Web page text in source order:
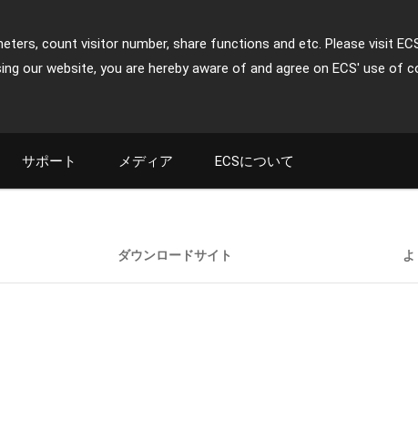
count visitor number, share functions and etc. Please visit
our website, you are hereby aware of and agree on ECS' use of
サポート メディア ECSについて
ダウンロードサイト